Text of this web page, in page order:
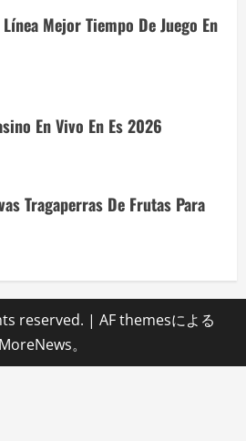
Mejor Tiempo De Juego En
En Vivo En Es 2026
Tragaperras De Frutas Para
reserved. | AF themesによる
MoreNews。